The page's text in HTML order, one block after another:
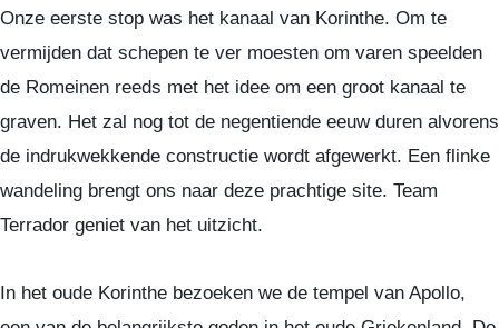
Onze eerste stop was het kanaal van Korinthe. Om te
vermijden dat schepen te ver moesten om varen speelden
de Romeinen reeds met het idee om een groot kanaal te
graven. Het zal nog tot de negentiende eeuw duren alvorens
de indrukwekkende constructie wordt afgewerkt. Een flinke
wandeling brengt ons naar deze prachtige site. Team
Terrador geniet van het uitzicht.
In het oude Korinthe bezoeken we de tempel van Apollo,